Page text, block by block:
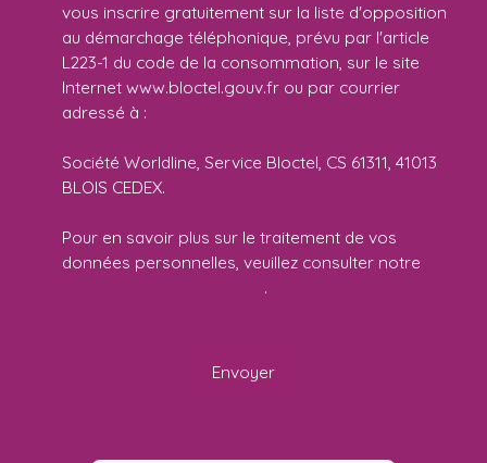
vous inscrire gratuitement sur la liste d'opposition
au démarchage téléphonique, prévu par l'article
L223-1 du code de la consommation, sur le site
Internet www.bloctel.gouv.fr ou par courrier
adressé à :
Société Worldline, Service Bloctel, CS 61311, 41013
BLOIS CEDEX.
Pour en savoir plus sur le traitement de vos
données personnelles, veuillez consulter notre
.
Envoyer